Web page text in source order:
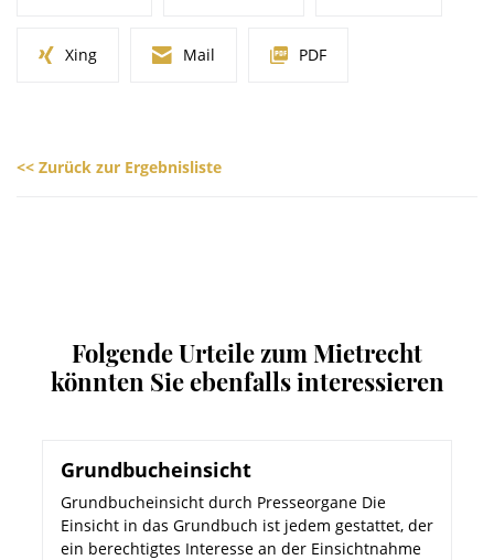
Xing Mail PDF
<< Zurück zur Ergebnisliste
Folgende Urteile zum Mietrecht
könnten Sie ebenfalls interessieren
Grundbucheinsicht
Grundbucheinsicht durch Presseorgane Die
Einsicht in das Grundbuch ist jedem gestattet, der
ein berechtigtes Interesse an der Einsichtnahme